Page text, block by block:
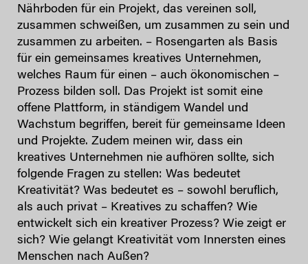
Nährboden für ein Projekt, das vereinen soll,
zusammen schweißen, um zusammen zu sein und
zusammen zu arbeiten. – Rosengarten als Basis
für ein gemeinsames kreatives Unternehmen,
welches Raum für einen – auch ökonomischen –
Prozess bilden soll. Das Projekt ist somit eine
offene Plattform, in ständigem Wandel und
Wachstum begriffen, bereit für gemeinsame Ideen
und Projekte. Zudem meinen wir, dass ein
kreatives Unternehmen nie aufhören sollte, sich
folgende Fragen zu stellen: Was bedeutet
Kreativität? Was bedeutet es – sowohl beruflich,
als auch privat – Kreatives zu schaffen? Wie
entwickelt sich ein kreativer Prozess? Wie zeigt er
sich? Wie gelangt Kreativität vom Innersten eines
Menschen nach Außen?